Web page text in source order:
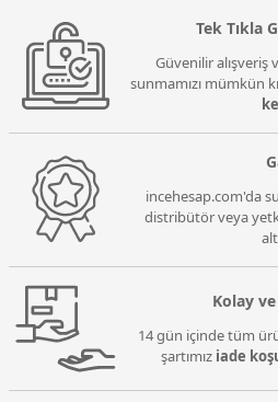
Tek Tıkla
Güvenilir
sunmamızı mümkün
incehesap.com'da
distribütör veya
Kolay
14 gün içinde tüm
şartımız iade